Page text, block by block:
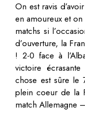
On est ravis
en amoureux et
matchs si
d’ouverture, la
! 2-0 face à
victoire
chose est sûre le
plein coeur de la
match Allemagne